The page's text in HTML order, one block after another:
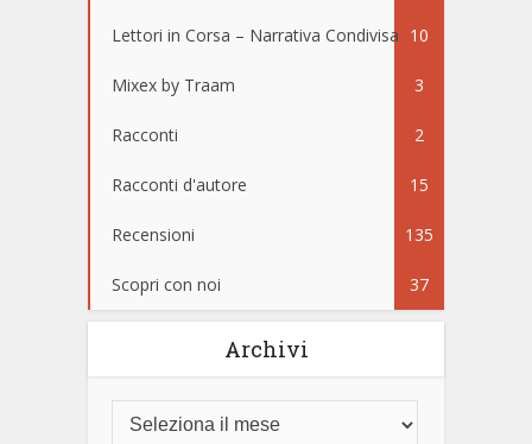
Lettori in Corsa – Narrativa Condivisa 10
Mixex by Traam 3
Racconti 2
Racconti d'autore 15
Recensioni 135
Scopri con noi 37
Archivi